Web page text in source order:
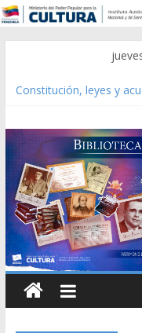
Constitución, leyes y
Modesta Bor Sánchez
Gaceta Oficial de la
Caracas 09 de marzo
Catálogo temático de